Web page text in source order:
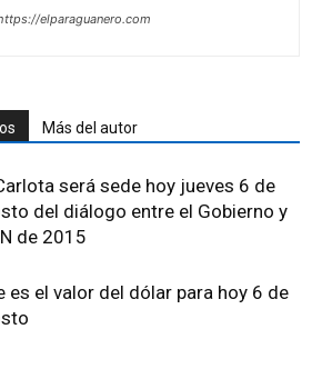
elparaguanero.com
Más del autor
será sede hoy jueves 6 de
del diálogo entre el Gobierno y
de 2015
es el valor del dólar para hoy 6 de